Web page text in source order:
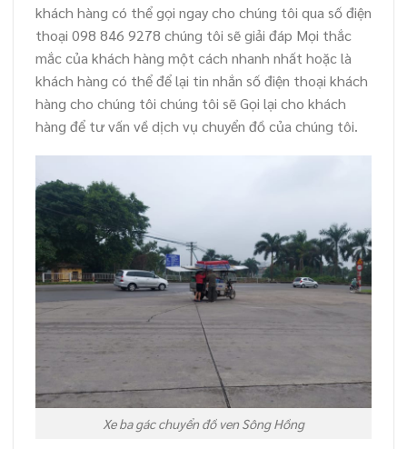
khách hàng có thể gọi ngay cho chúng tôi qua số điện
thoại 098 846 9278 chúng tôi sẽ giải đáp Mọi thắc
mắc của khách hàng một cách nhanh nhất hoặc là
khách hàng có thể để lại tin nhắn số điện thoại khách
hàng cho chúng tôi chúng tôi sẽ Gọi lại cho khách
hàng để tư vấn về dịch vụ chuyển đồ của chúng tôi.
Xe ba gác chuyển đồ ven Sông Hồng